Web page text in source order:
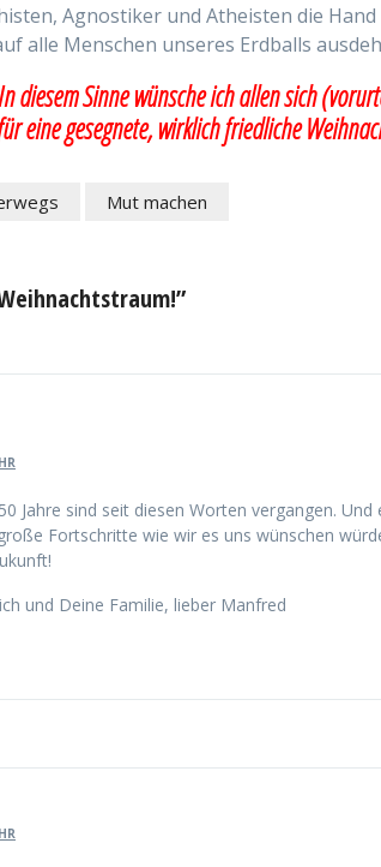
Agnostiker und Atheisten die
alle Menschen unseres Erdballs
diesem Sinne wünsche ich allen sich
eine gesegnete, wirklich friedliche
Mut machen
Jahre sind seit diesen Worten vergangen.
Fortschritte wie wir es uns wünschen
und Deine Familie, lieber Manfred